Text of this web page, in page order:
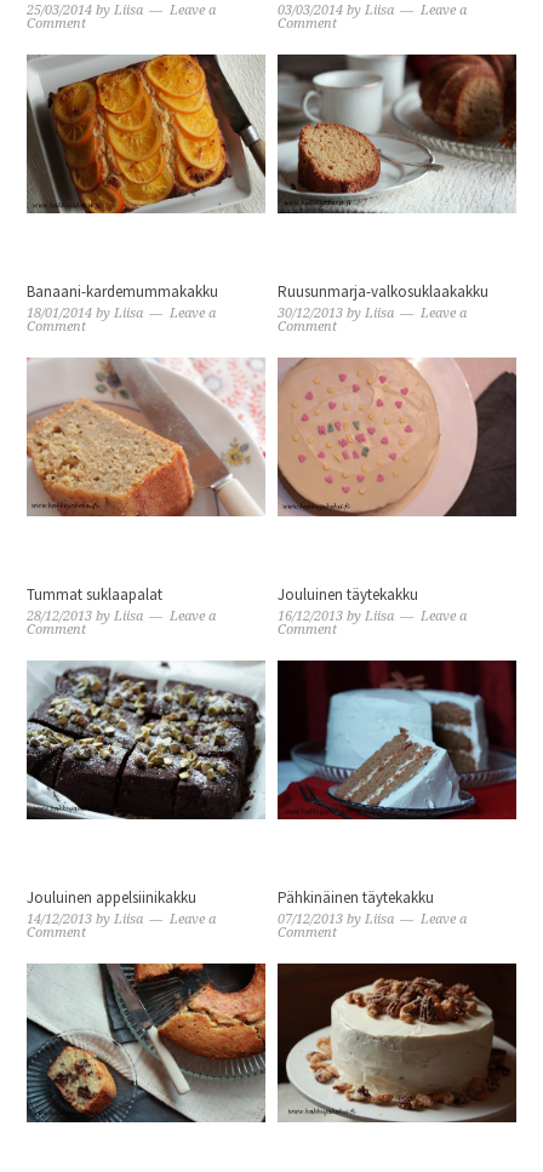
25/03/2014 byLiisa
Leave a
Comment
03/03/2014 byLiisa
Leave a
Comment
Banaani-kardemummakakku
18/01/2014 byLiisa
Leave a
Comment
Ruusunmarja-valkosuklaakakku
30/12/2013 byLiisa
Leave a
Comment
Tummat suklaapalat
28/12/2013 byLiisa
Leave a
Comment
Jouluinen täytekakku
16/12/2013 byLiisa
Leave a
Comment
Jouluinen appelsiinikakku
14/12/2013 byLiisa
Leave a
Comment
Pähkinäinen täytekakku
07/12/2013 byLiisa
Leave a
Comment